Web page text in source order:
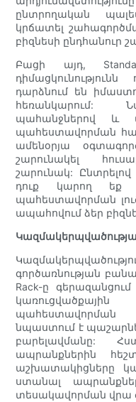
ընտրողական
կրճատել
բիզնեսի ընդհանուր
Բացի այդ,
դարձնում են
հեռանկարում:
պահանջներով և
պահեստավորման
ամենօրյա
շարունակել
շարունակ: Ընտրելով
դուք կարող եք
պահեստավորման
ապահովում ձեր
գործառնության
Rack-ը
պահեստավորման
նպաստում է
բարելավմանը:
ապրանքներին
աշխատակիցները
ստանալ
տեսակավորման վրա